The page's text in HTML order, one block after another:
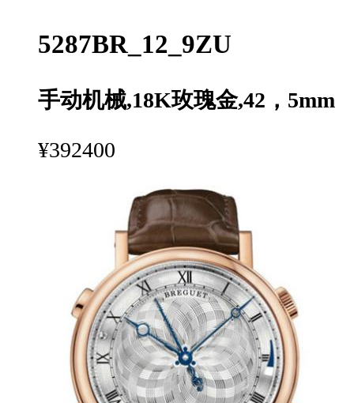
5287BR_12_9ZU
手动机械,18K玫瑰金,42，5mm
¥392400